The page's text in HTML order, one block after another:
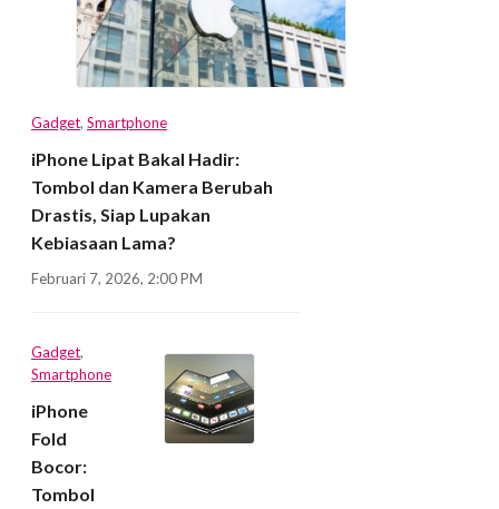
Gadget, Smartphone
iPhone Lipat Bakal Hadir:
Tombol dan Kamera Berubah
Drastis, Siap Lupakan
Kebiasaan Lama?
Februari 7, 2026, 2:00 PM
Gadget,
Smartphone
iPhone
Fold
Bocor:
Tombol